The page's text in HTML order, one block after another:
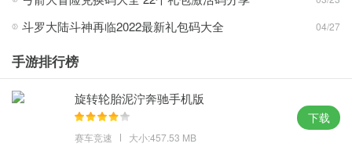
游戏操作简单直观，新手玩家也能快速上手，享受赛车的乐趣。
玩家可以根据自己的喜好对赛车进行修改和调校，打造出独一无二
游戏的匹配系统保证了玩家可以与实力相当的对手进行较量，保证
斗罗大陆斗神再临2022最新礼包码大全 04/27
手游排行榜
旋转轮胎泥泞奔驰手机版
赛车竞速 大小:457.53 MB
下载